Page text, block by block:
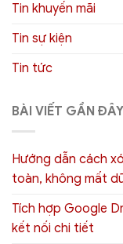
Tin khuyến mãi
Tin sự kiện
Tin tức
BÀI VIẾT GẦN ĐÂY
Hướng dẫn cách
toàn, không mất
Tích hợp Google
kết nối chi tiết